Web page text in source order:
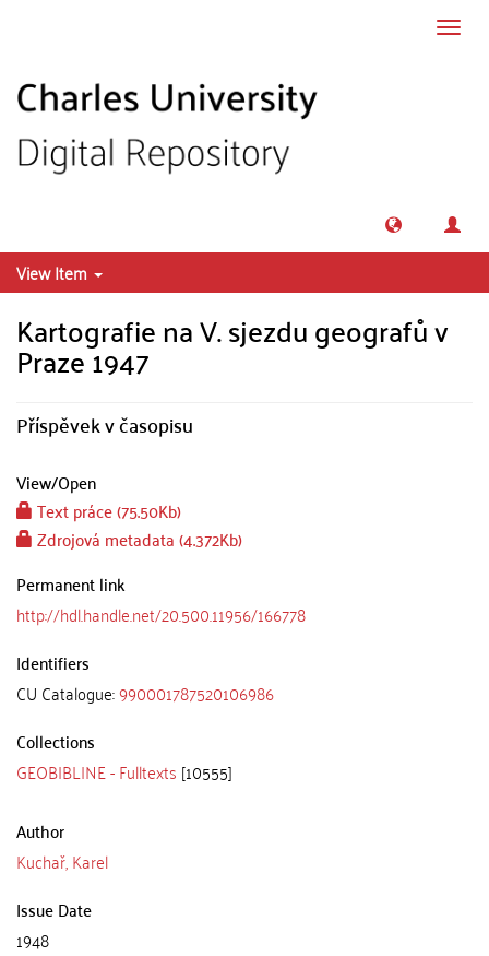
View Item
Kartografie na V. sjezdu geografů v
Praze 1947
Příspěvek v časopisu
View/Open
Text práce (75.50Kb)
Zdrojová metadata (4.372Kb)
Permanent link
http://hdl.handle.net/20.500.11956/166778
Identifiers
CU Catalogue:990001787520106986
Collections
GEOBIBLINE - Fulltexts [10555]
Author
Kuchař, Karel
Issue Date
1948